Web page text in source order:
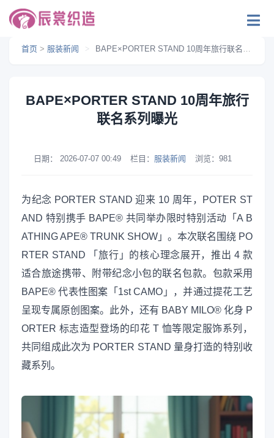
首页 > 服装新闻 > BAPE×PORTER STAND 10周年旅行联名系列曝光
BAPE×PORTER STAND 10周年旅行
联名系列曝光
日期： 2026-07-07 00:49 栏目： 服装新闻 浏览： 981
为纪念 PORTER STAND 迎来 10 周年，POTER ST
AND 特别携手 BAPE® 共同举办限时特别活动「A B
ATHING APE® TRUNK SHOW」。本次联名围绕 PO
RTER STAND 「旅行」的核心理念展开，推出 4 款
适合旅途携带、附带纪念小包的联名包款。包款采用
BAPE® 代表性图案「1st CAMO」，并通过提花工艺
呈现专属原创图案。此外，还有 BABY MILO® 化身 P
ORTER 标志造型登场的印花 T 恤等限定服饰系列，
共同组成此次为 PORTER STAND 量身打造的特别收
藏系列。